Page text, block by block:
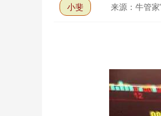
小斐 来源：牛管